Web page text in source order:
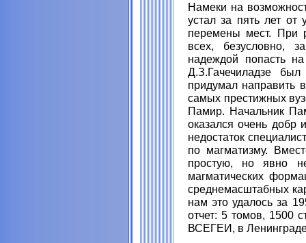
Намеки на
устал за пять лет
перемены мест. При
всех, безусловно,
надеждой попасть
Д.З.Гачечиладзе
придумал направить
самых престижных
Памир. Начальник
оказался очень добр
недостаток
по магматизму.
простую, но явно
магматических
среднемасштабных
нам это удалось за
отчет: 5 томов, 1500
ВСЕГЕИ, в